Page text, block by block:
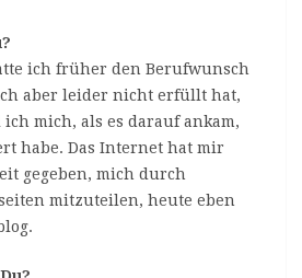
ich früher den Berufwunsch
aber leider nicht erfüllt hat,
mich, als es darauf ankam,
habe. Das Internet hat mir
gegeben, mich durch
mitzuteilen, heute eben